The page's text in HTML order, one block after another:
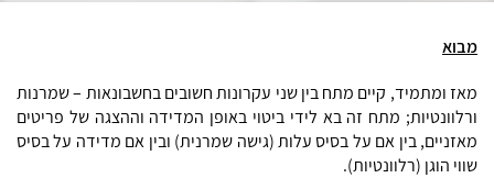
מבוא
מאז ומתמיד, קיים מתח בין שני עקרונות חשובים בחשבונאות – שמרנות
ורלוונטיות; מתח זה בא לידי ביטוי באופן המדידה וההצגה של פריטים
מאזניים, בין אם על בסיס עלות (גישה שמרנית) ובין אם מדידה על בסיס
שווי הוגן (רלוונטיות).